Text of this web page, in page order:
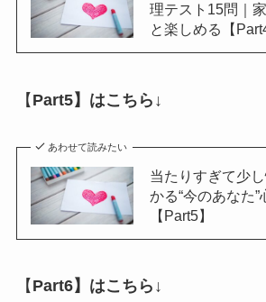
理テスト15問｜
と楽しめる【
【 Part5】はこちら↓
あわせて読みたい
当たりすぎて少
かる“今のあなた
【Part5】
【 Part6】はこちら↓